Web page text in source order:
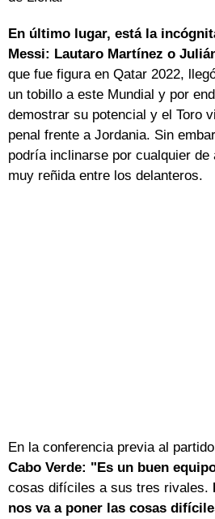
En último lugar, está la
Messi: Lautaro Martínez o
que fue figura en Qatar 2022,
un tobillo a este Mundial y por
demostrar su potencial y el Toro
penal frente a Jordania. Sin
podría inclinarse por cualquier de
muy reñida entre los delanteros.
En la conferencia previa al
Cabo Verde: "Es un buen
cosas difíciles a sus tres rivales.
nos va a poner las cosas